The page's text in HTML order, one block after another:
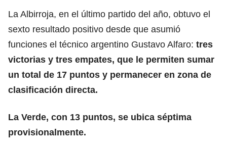
La Albirroja, en el último partido del año, obtuvo el
sexto resultado positivo desde que asumió
funciones el técnico argentino Gustavo Alfaro: tres
victorias y tres empates, que le permiten sumar
un total de 17 puntos y permanecer en zona de
clasificación directa.
La Verde, con 13 puntos, se ubica séptima
provisionalmente.